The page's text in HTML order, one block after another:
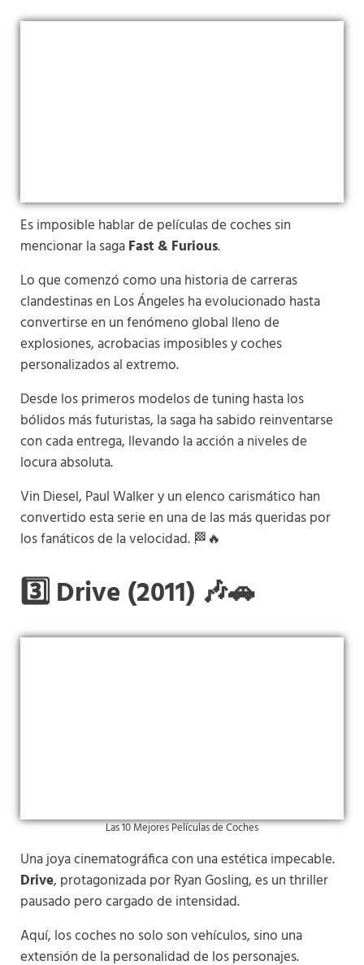
Es imposible hablar de películas de coches sin
mencionar la sagaFast & Furious.
Lo que comenzó como una historia de carreras
clandestinas en Los Ángeles ha evolucionado hasta
convertirse en un fenómeno global lleno de
explosiones, acrobacias imposibles y coches
personalizados al extremo.
Desde los primeros modelos de tuning hasta los
bólidos más futuristas, la saga ha sabido reinventarse
con cada entrega, llevando la acción a niveles de
locura absoluta.
Vin Diesel, Paul Walker y un elenco carismático han
convertido esta serie en una de las más queridas por
los fanáticos de la velocidad. 🏁🔥
3️⃣ Drive (2011) 🎶🚗
Las 10 Mejores Películas de Coches
Una joya cinematográfica con una estética impecable.
Drive, protagonizada por Ryan Gosling, es un thriller
pausado pero cargado de intensidad.
Aquí, los coches no solo son vehículos, sino una
extensión de la personalidad de los personajes.